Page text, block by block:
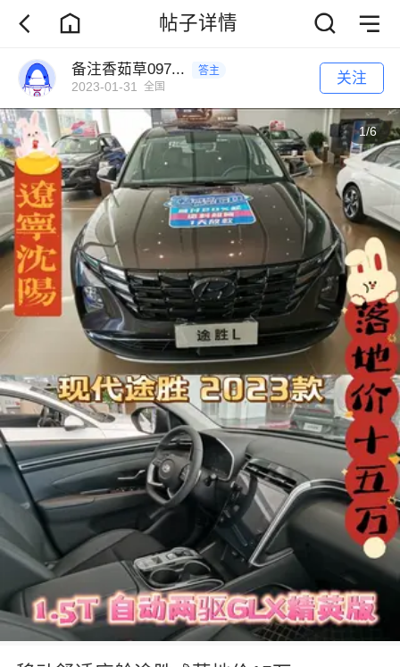
帖子详情
备注香茹草097... 答主
2023-01-31 全国 关注
1/6